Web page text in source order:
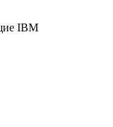
IBM